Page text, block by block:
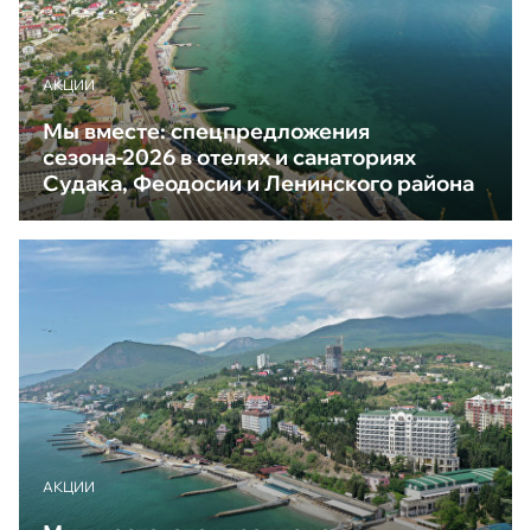
АКЦИИ
Мы вместе: спецпредложения
сезона-2026 в отелях и санаториях
Судака, Феодосии и Ленинского района
АКЦИИ